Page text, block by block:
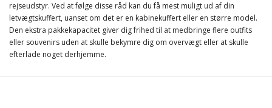
rejseudstyr. Ved at følge disse råd kan du få mest muligt ud af din
letvægtskuffert, uanset om det er en kabinekuffert eller en større model.
Den ekstra pakkekapacitet giver dig frihed til at medbringe flere outfits
eller souvenirs uden at skulle bekymre dig om overvægt eller at skulle
efterlade noget derhjemme.